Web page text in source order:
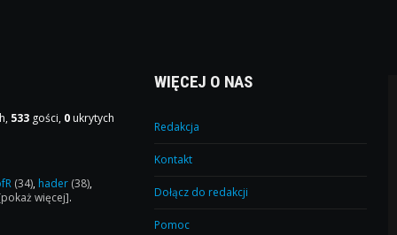
533 gości, 0 ukrytych
(34), hader (38),
więcej].
WIĘCEJ O NAS
Redakcja
Kontakt
Dołącz do redakcji
Pomoc